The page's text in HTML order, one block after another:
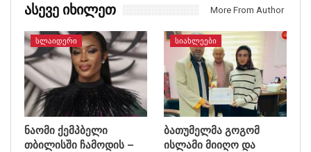
Ასევე Იხილეთ More From Author
ᲡᲚᲐᲘᲓᲔᲠᲘ
ნაომი ქემპბელი
თბილისში ჩამოდის –
ᲡᲘᲐᲮᲚᲔᲔᲑᲘ
ბათუმელმა გოგომ
ისლამი მიიღო და